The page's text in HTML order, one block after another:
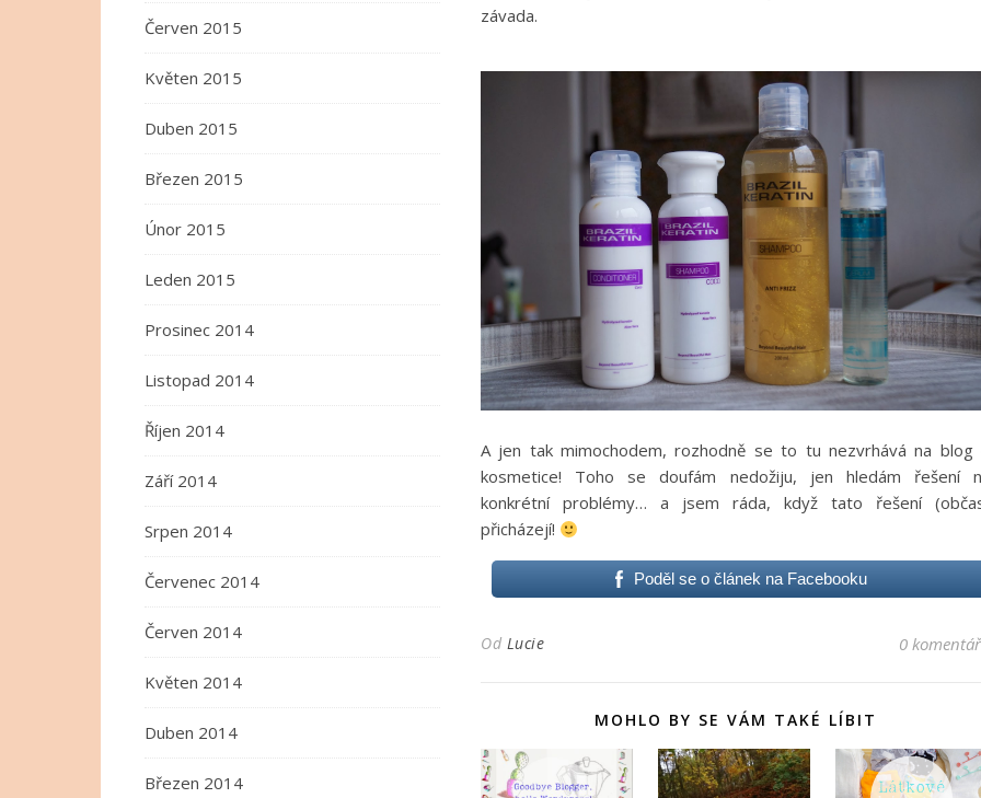
Červen 2015
Květen 2015
Duben 2015
Březen 2015
Únor 2015
Leden 2015
Prosinec 2014
Listopad 2014
Říjen 2014
Září 2014
Srpen 2014
Červenec 2014
Červen 2014
Květen 2014
Duben 2014
Březen 2014
závada.
A jen tak mimochodem, rozhodně se to tu nezvrhává na blog
kosmetice! Toho se doufám nedožiju, jen hledám řešení
konkrétní problémy… a jsem ráda, když tato řešení
přicházejí!
Poděl se o článek na Facebooku
Od Lucie 0
MOHLO BY SE VÁM TAKÉ LÍBIT